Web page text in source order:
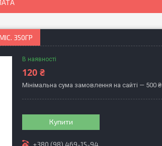
350ГР
В наявності
120 ₴
Мінімальна сума замовлення на сайті — 500 ₴
Купити
+380 (98) 469-15-94